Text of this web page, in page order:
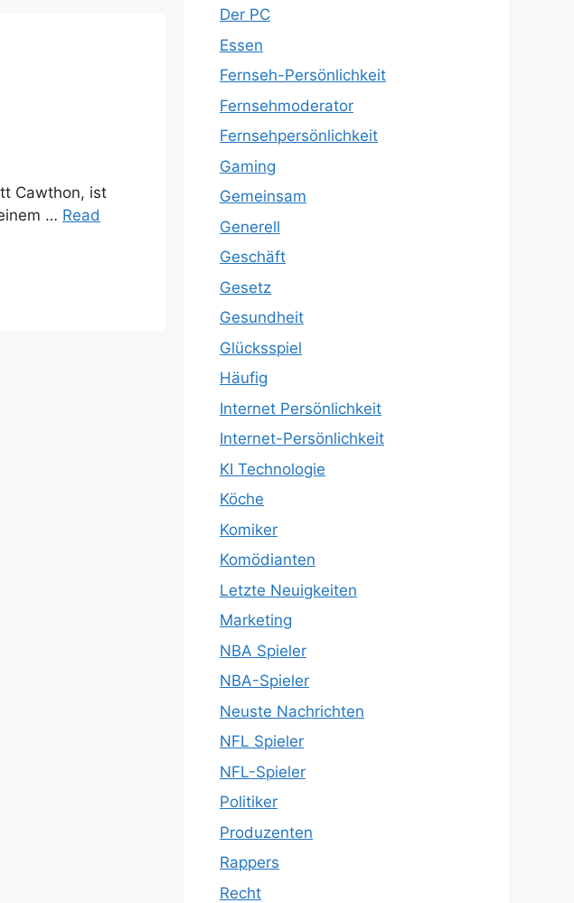
Cawthon, ist
… Read
Der PC
Essen
Fernseh-Persönlichkeit
Fernsehmoderator
Fernsehpersönlichkeit
Gaming
Gemeinsam
Generell
Geschäft
Gesetz
Gesundheit
Glücksspiel
Häufig
Internet Persönlichkeit
Internet-Persönlichkeit
KI Technologie
Köche
Komiker
Komödianten
Letzte Neuigkeiten
Marketing
NBA Spieler
NBA-Spieler
Neuste Nachrichten
NFL Spieler
NFL-Spieler
Politiker
Produzenten
Rappers
Recht